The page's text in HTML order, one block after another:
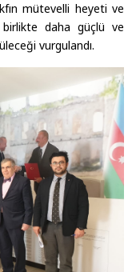
mütevelli heyeti ve
daha güçlü ve
vurgulandı.